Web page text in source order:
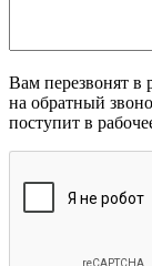
Вам перезвонят в
на обратный
поступит в